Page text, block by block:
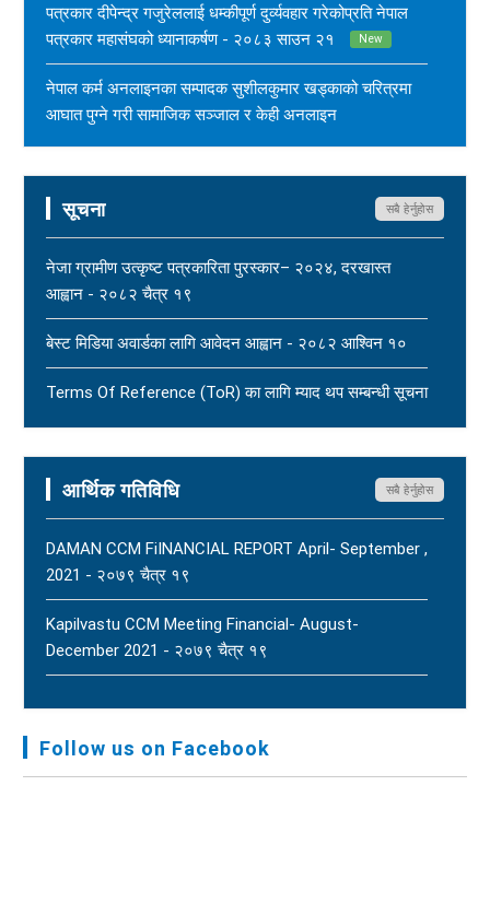
पत्रकार दीपेन्द्र गजुरेललाई धम्कीपूर्ण दुर्व्यवहार गरेकोप्रति नेपाल
पत्रकार महासंघको ध्यानाकर्षण - २०८३ साउन २१
New
नेपाल कर्म अनलाइनका सम्पादक सुशीलकुमार खड्काको चरित्रमा
आघात पुग्ने गरी सामाजिक सञ्जाल र केही अनलाइन
महासंघ बैतडी शाखाका अध्यक्ष नरिदत्त बडुलाई पितृशोक परेको दुःखद्
खबरले नेपाल पत्रकार महासंघ स्तब्ध र दुःखी - २०८३ साउन १७
New
धार्मिक सहिष्णुता, सामाजिक सद्भाव र शान्ति कायम राख्न नेपाल
पत्रकार महासंघको आग्रह - २०८३ साउन १५
New
सूचना सबै हेर्नुहोस
नेजा ग्रामीण उत्कृष्ट पत्रकारिता पुरस्कार– २०२४, दरखास्त
आह्वान - २०८२ चैत्र १९
बेस्ट मिडिया अवार्डका लागि आवेदन आह्वान - २०८२ आश्विन १०
Terms Of Reference (ToR) का लागि म्याद थप सम्बन्धी सूचना
आर्थिक गतिविधि सबै हेर्नुहोस
DAMAN CCM FiINANCIAL REPORT April- September ,
2021 - २०७९ चैत्र १९
Kapilvastu CCM Meeting Financial- August-
December 2021 - २०७९ चैत्र १९
Audit Report FY-2076-077 - २०७७ कार्तिक २३
Follow us on Facebook